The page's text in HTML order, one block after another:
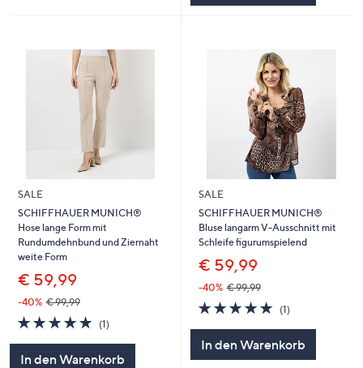
SALE
SCHIFFHAUER MUNICH®
Hose lange Form mit
Rundumdehnbund und Ziernaht
weite Form
€ 59,99
-40% € 99,99
5.0
von
5
(1)
In den Warenkorb
SALE
SCHIFFHAUER MUNICH®
Bluse langarm V-Ausschnitt mit
Schleife figurumspielend
€ 59,99
-40% € 99,99
5.0
von
(1)1
In den Warenkorb